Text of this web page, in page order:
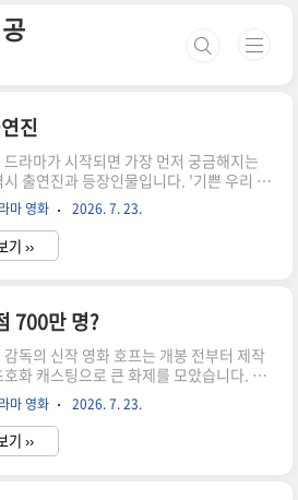
진
드라마가 시작되면 가장 먼저 궁금해지는
시 출연진과 등장인물입니다. '기쁜 우리 좋
시 주연 배우들의 조합과 개성 있는 캐릭터
을 모으고 있습니다. 이번 글에서는 출연진
인물, 작품의 특징, 시청 포인트까지 한 번
보겠습니다. 1. 기쁜 우리 좋은 날, 어떤
삶을 살아온 인물들이 인연으로 연결되면
화해를 반복하고, 그 속에서 진정한 행복
를 찾아가는 이야기를 담고 있습니다. 특히
마 특유의 빠른 전개와 현실적인 가족 이
화를 이루며 다양한 연령층이 함께 즐길
작품으로 기대를 모으고 있습니다. 드라마
청하는..
마 영화 2026. 7. 23.
기 ››
700만 명?
감독의 신작 영화 호프는 개봉 전부터 제작
호화 캐스팅으로 큰 화제를 모았습니다. 특
사람들이 가장 궁금해하는 부분은 바로 손
이 몇 명인지, 그리고 실제로 흥행에 성공
이 있는지입니다. 현재 공개된 정보와 업
바탕으로 손익분기점의 의미부터 흥행
마 영화 2026. 7. 23.
기 ››